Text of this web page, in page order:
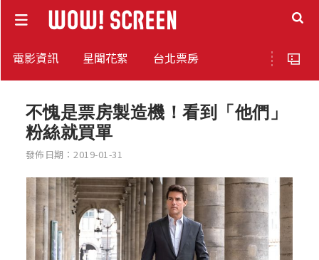
電影資訊 星聞花絮 台北票房
不愧是票房製造機！看到「他們」
粉絲就買單
發佈日期：2019-01-31